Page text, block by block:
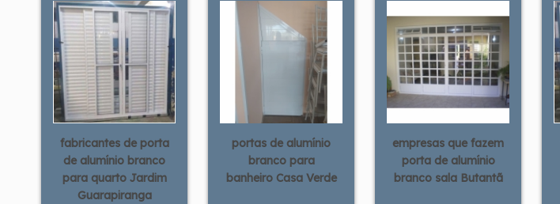
fabricantes de porta
de alumínio branco
para quarto Jardim
Guarapiranga
portas de alumínio
branco para
banheiro Casa Verde
empresas que fazem
porta de alumínio
branco sala Butantã